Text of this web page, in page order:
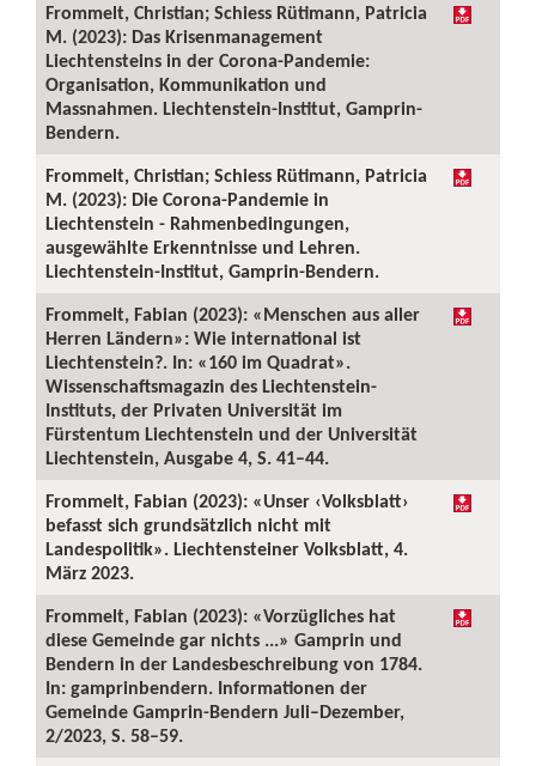
Frommelt, Christian; Schiess Rütimann, Patricia
M. (2023): Das Krisenmanagement
Liechtensteins in der Corona-Pandemie:
Organisation, Kommunikation und
Massnahmen. Liechtenstein-Institut, Gamprin-
Bendern.
Frommelt, Christian; Schiess Rütimann, Patricia
M. (2023): Die Corona-Pandemie in
Liechtenstein - Rahmenbedingungen,
ausgewählte Erkenntnisse und Lehren.
Liechtenstein-Institut, Gamprin-Bendern.
Frommelt, Fabian (2023): «Menschen aus aller
Herren Ländern»: Wie international ist
Liechtenstein?. In: «160 im Quadrat».
Wissenschaftsmagazin des Liechtenstein-
Instituts, der Privaten Universität im
Fürstentum Liechtenstein und der Universität
Liechtenstein, Ausgabe 4, S. 41–44.
Frommelt, Fabian (2023): «Unser ‹Volksblatt›
befasst sich grundsätzlich nicht mit
Landespolitik». Liechtensteiner Volksblatt, 4.
März 2023.
Frommelt, Fabian (2023): «Vorzügliches hat
diese Gemeinde gar nichts ...» Gamprin und
Bendern in der Landesbeschreibung von 1784.
In: gamprinbendern. Informationen der
Gemeinde Gamprin-Bendern Juli–Dezember,
2/2023, S. 58–59.